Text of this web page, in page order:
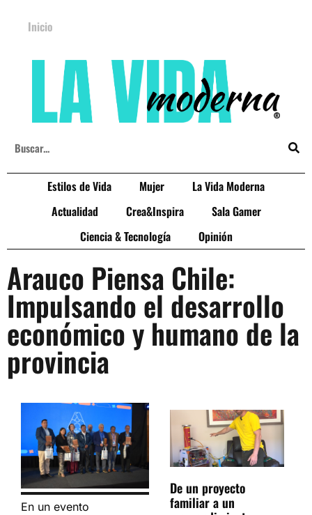
Inicio
Estilos de Vida Mujer
La Vida Moderna
Actualidad
Crea&Inspira
Sala Gamer
Ciencia & Tecnología
Opinión
Arauco Piensa Chile:
Impulsando el desarrollo
económico y humano de la
provincia
En un evento
De un proyecto
familiar a un